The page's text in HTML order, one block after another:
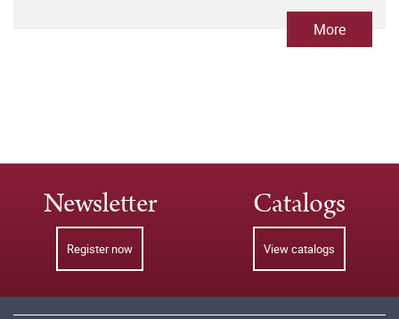
More
Newsletter
Register now
Catalogs
View catalogs